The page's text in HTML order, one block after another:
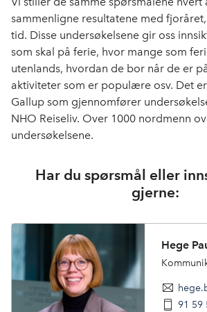
sammenligne resultatene med
tid. Disse undersøkelsene gir oss
som skal på ferie, hvor mange som
utenlands, hvordan de bor når de er
aktiviteter som er populære osv. Det er
Gallup som gjennomfører
NHO Reiseliv. Over 1000 nordmenn
undersøkelsene.
Har du spørsmål eller
gjerne:
Hege
91 59